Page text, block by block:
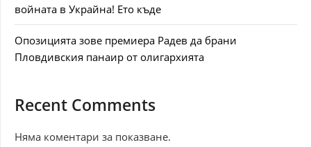
войната в Украйна! Ето къде
Опозицията зове премиера Радев да брани
Пловдивския панаир от олигархията
Recent Comments
Няма коментари за показване.